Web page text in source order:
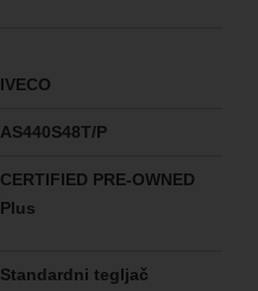
IVECO
AS440S48T/P
CERTIFIED PRE-OWNED
Plus
Standardni tegljač